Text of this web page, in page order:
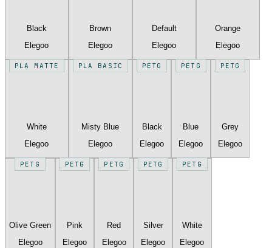
Black
Elegoo
Brown
Elegoo
Default
Elegoo
Orange
Elegoo
PLA MATTE
White
Elegoo
PLA BASIC
Misty Blue
Elegoo
PETG
Black
Elegoo
PETG
Blue
Elegoo
PETG
Grey
Elegoo
PETG
Olive Green
Elegoo
PETG
Pink
Elegoo
PETG
Red
Elegoo
PETG
Silver
Elegoo
PETG
White
Elegoo